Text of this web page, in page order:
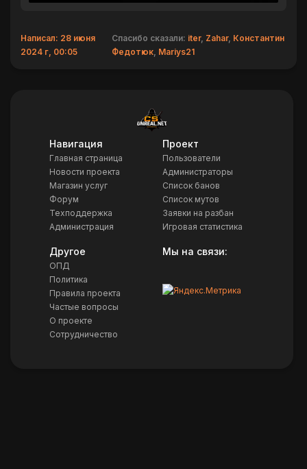
Написал: 28 июня
2024 г, 00:05
Спасибо сказали: iter, Zahar, Константин
Федотюк, Mariys21
Навигация
Главная страница
Новости проекта
Магазин услуг
Форум
Техподдержка
Администрация
Проект
Пользователи
Администраторы
Список банов
Список мутов
Заявки на разбан
Игровая статистика
Другое
ОПД
Политика
Правила проекта
Частые вопросы
О проекте
Сотрудничество
Мы на связи: